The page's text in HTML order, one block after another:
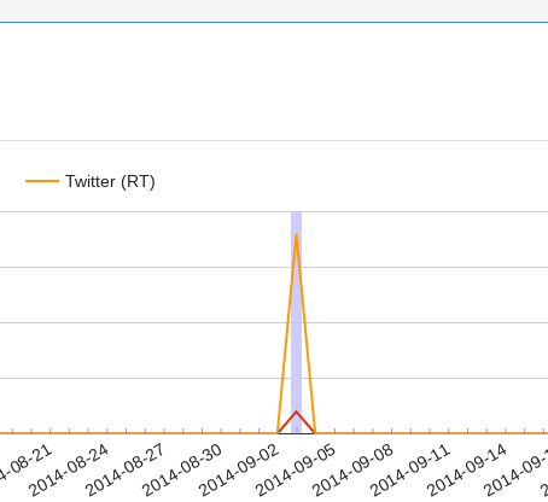
Twitter (RT)
21
2014-08-242014-08-272014-08-302014-09-022014-09-052014-09-082014-09-112014-09-14
2014-